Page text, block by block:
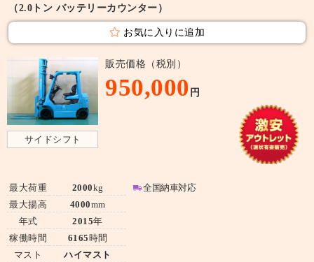
（2.0トン バッテリーカウンター）
お気に入りに追加
サイドシフト
販売価格（税別）
950,000 円
最大荷重
最大揚高
年式
稼働時間
マスト
2000kg
4000mm
2015年
6165 時間
ハイマスト
全国納車対応